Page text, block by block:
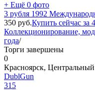
+ Ещё 0 фото
3 рубля 1992
350 руб.Купить сейчас за
Коллекционирование,
года/
Торги завершены
0
Красноярск,
DublGun
315